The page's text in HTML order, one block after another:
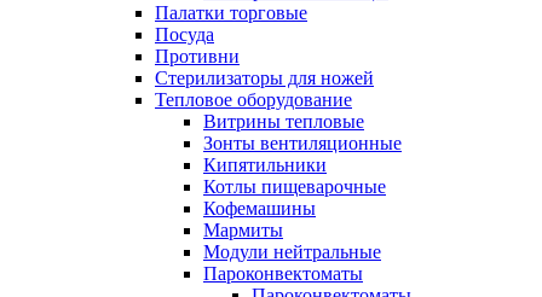
Палатки торговые
Посуда
Противни
Стерилизаторы для ножей
Тепловое оборудование
Витрины тепловые
Зонты вентиляционные
Кипятильники
Котлы пищеварочные
Кофемашины
Мармиты
Модули нейтральные
Пароконвектоматы